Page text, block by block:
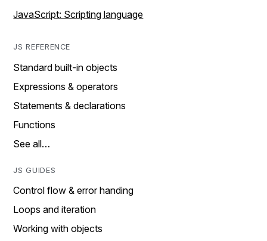
JavaScript: Scripting language
JS REFERENCE
Standard built-in objects
Expressions & operators
Statements & declarations
Functions
See all…
JS GUIDES
Control flow & error handing
Loops and iteration
Working with objects